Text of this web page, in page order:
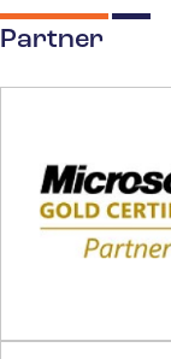
Partner